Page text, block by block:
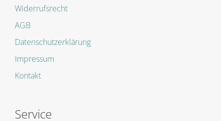
Widerrufsrecht
AGB
Datenschutzerklärung
Impressum
Kontakt
Service